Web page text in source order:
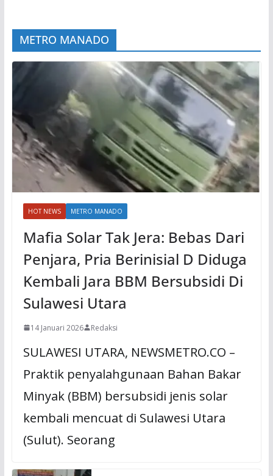
METRO MANADO
HOT NEWS METRO MANADO
Mafia Solar Tak Jera: Bebas Dari
Penjara, Pria Berinisial D Diduga
Kembali Jara BBM Bersubsidi Di
Sulawesi Utara
14 Januari 2026 Redaksi
SULAWESI UTARA, NEWSMETRO.CO –
Praktik penyalahgunaan Bahan Bakar
Minyak (BBM) bersubsidi jenis solar
kembali mencuat di Sulawesi Utara
(Sulut). Seorang